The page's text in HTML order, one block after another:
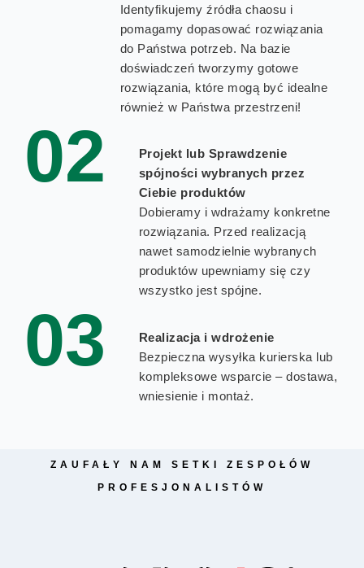
Identyfikujemy źródła chaosu i
pomagamy dopasować rozwiązania
do Państwa potrzeb. Na bazie
doświadczeń tworzymy gotowe
rozwiązania, które mogą być idealne
również w Państwa przestrzeni!
02
Projekt lub Sprawdzenie
spójności wybranych przez
Ciebie produktów
Dobieramy i wdrażamy konkretne
rozwiązania. Przed realizacją
nawet samodzielnie wybranych
produktów upewniamy się czy
wszystko jest spójne.
03
Realizacja i wdrożenie
Bezpieczna wysyłka kurierska lub
kompleksowe wsparcie – dostawa,
wniesienie i montaż.
ZAUFAŁY NAM SETKI ZESPOŁÓW
PROFESJONALISTÓW